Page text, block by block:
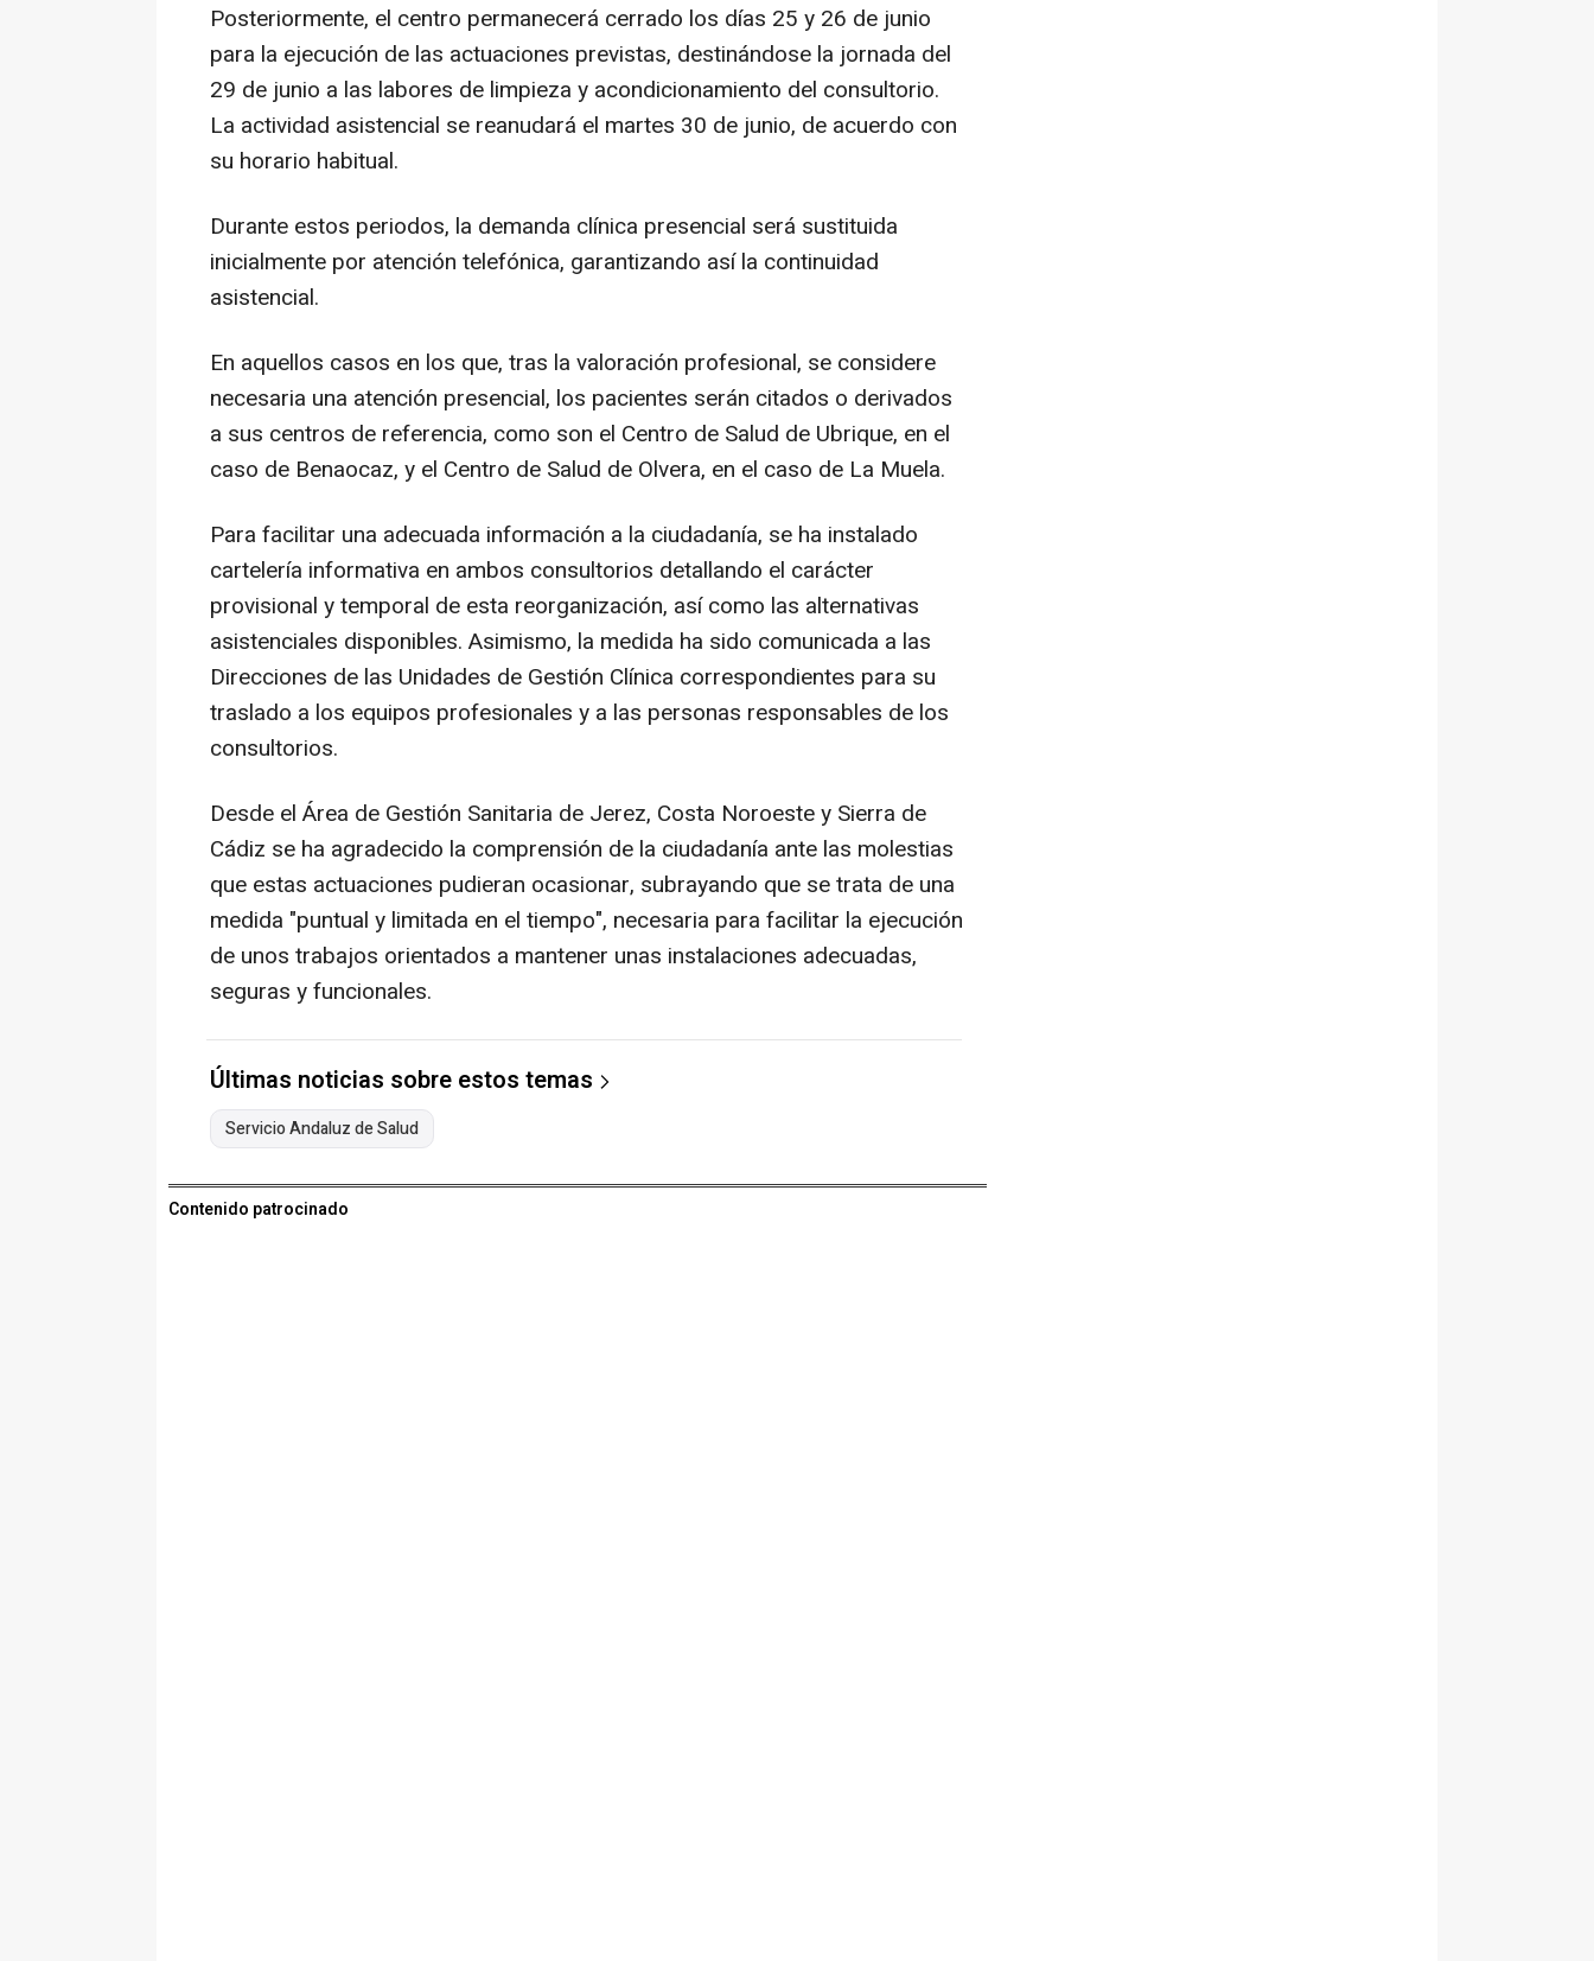
Posteriormente, el centro permanecerá cerrado los días 25 y 26 de junio
para la ejecución de las actuaciones previstas, destinándose la jornada del
29 de junio a las labores de limpieza y acondicionamiento del consultorio.
La actividad asistencial se reanudará el martes 30 de junio, de acuerdo con
su horario habitual.
Durante estos periodos, la demanda clínica presencial será sustituida
inicialmente por atención telefónica, garantizando así la continuidad
asistencial.
En aquellos casos en los que, tras la valoración profesional, se considere
necesaria una atención presencial, los pacientes serán citados o derivados
a sus centros de referencia, como son el Centro de Salud de Ubrique, en el
caso de Benaocaz, y el Centro de Salud de Olvera, en el caso de La Muela.
Para facilitar una adecuada información a la ciudadanía, se ha instalado
cartelería informativa en ambos consultorios detallando el carácter
provisional y temporal de esta reorganización, así como las alternativas
asistenciales disponibles. Asimismo, la medida ha sido comunicada a las
Direcciones de las Unidades de Gestión Clínica correspondientes para su
traslado a los equipos profesionales y a las personas responsables de los
consultorios.
Desde el Área de Gestión Sanitaria de Jerez, Costa Noroeste y Sierra de
Cádiz se ha agradecido la comprensión de la ciudadanía ante las molestias
que estas actuaciones pudieran ocasionar, subrayando que se trata de una
medida "puntual y limitada en el tiempo", necesaria para facilitar la ejecución
de unos trabajos orientados a mantener unas instalaciones adecuadas,
seguras y funcionales.
Últimas noticias sobre estos temas
Servicio Andaluz de Salud
Contenido patrocinado